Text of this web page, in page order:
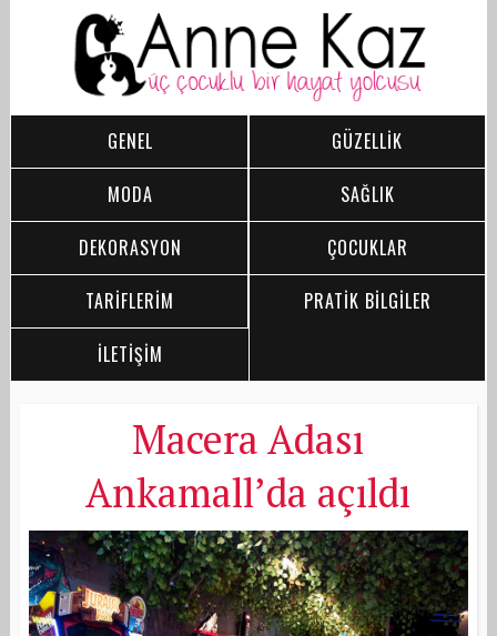
GENEL
GÜZELLİK
MODA
SAĞLIK
DEKORASYON
ÇOCUKLAR
TARİFLERİM
PRATİK BİLGİLER
İLETİŞİM
Macera Adası
Ankamall’da açıldı